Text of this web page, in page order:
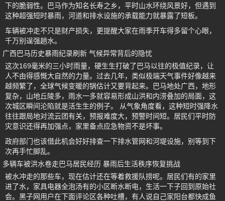
下的脆弱性。巴马作为知名长寿之乡，平时山水环绕风景好，但遇到
这种超强短时暴雨，河道和排水设施的承载能力就暴露了短板。
车辆被冲走不只是财产损失，更提醒大家在雨季开车得多留个心眼，
千万别逞强趟水。
广西巴马历史暴雨纪录刷新 气候异常背后的隐忧
这次169毫米的三小时雨量，硬生生打破了巴马以往的极值纪录，让
人不由得感慨大自然的力量。过去几年，类似极端天气事件好像越来
越频繁了，全球气候变暖的锅估计又要背起来。巴马地处广西，地形
复杂，山地丘陵多，雨水一多就容易形成山洪和内涝叠加的局面，这
次城区瞬间沦陷就是活生生的例子。 从气象角度看，这种短时强降水
往往跟局地对流云团有关，预报难度大，预警时间短。居民们平时防
灾意识还得再加强点，家里备点应急物资不是坏事。
政府部门也该借此机会好好排查一下排水管网和河堤设施，别等到下
次再手忙脚乱。
多辆车被洪水卷走巴马居民经历 暴雨后生活秩序恢复挑战
被水冲走的那些车，现在估计还在等着救援队捞呢。居民们有的家里
进了水，家具电器全泡汤有的小区断水断电，生活一下子回到原始社
会。黑子网用户在下面评论区各种吐槽，有人说自己家阳台都快成鱼